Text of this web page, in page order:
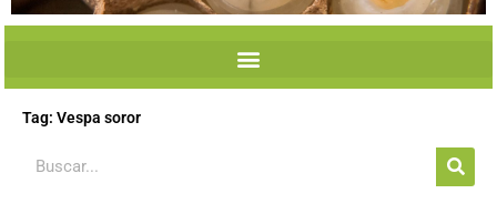
Tag: Vespa soror
Search